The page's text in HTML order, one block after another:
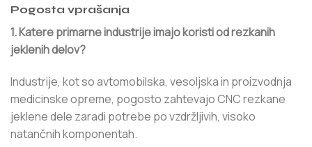
Pogosta vprašanja
1. Katere primarne industrije imajo koristi od rezkanih
jeklenih delov?
Industrije, kot so avtomobilska, vesoljska in proizvodnja
medicinske opreme, pogosto zahtevajo CNC rezkane
jeklene dele zaradi potrebe po vzdržljivih, visoko
natančnih komponentah.